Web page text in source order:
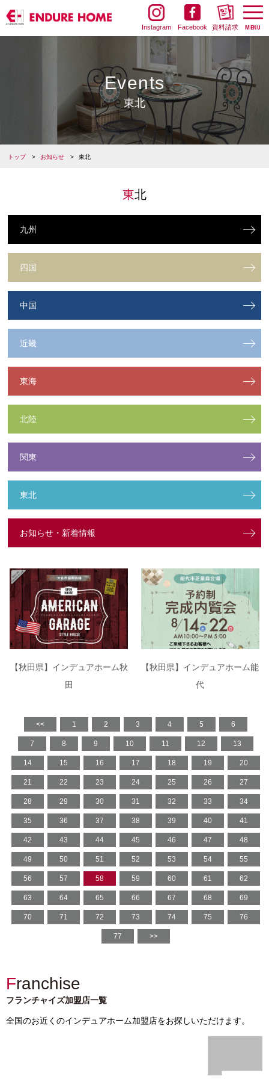
Instagram Facebook 資料請求
Events
東北
トップ お知らせ 東北
東北
九州
四国
中国
近畿
東海
北陸
関東
東北
お知らせ・新着情報
【秋田県】インデュアホーム秋
田
【秋田県】インデュアホーム能
代
<< 1 2 3 4 5 6
7 8 9 10 11 12 13
14 15 16 17 18 19 20
21 22 23 24 25 26 27
28 29 30 31 32 33 34
35 36 37 38 39 40 41
42 43 44 45 46 47 48
49 50 51 52 53 54 55
56 57 58 59 60 61 62
63 64 65 66 67 68 69
70 71 72 73 74 75 76
77 >>
Franchise
フランチャイズ加盟店一覧
全国のお近くのインデュアホーム加盟店をお探しいただけます。